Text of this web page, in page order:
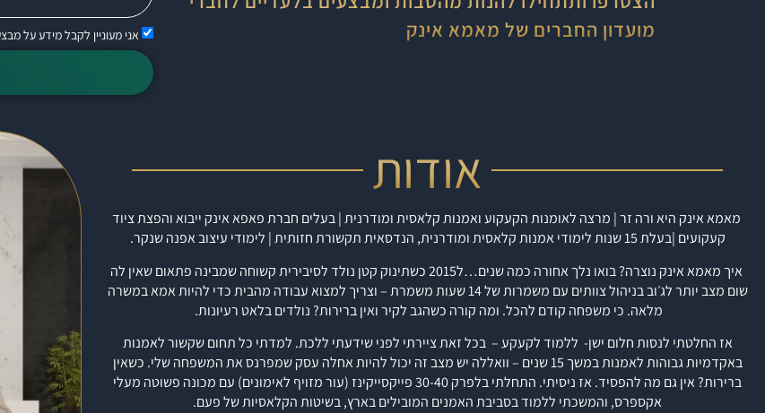
מועדון החברים של מאמא אינק
אני מעוניין לקבל מידע על
אודות
מאמא אינק היא ורה זר | מרצה לאומנות הקעקוע ואמנות קלאסית ומודרנית | בעלים חברתפאפא אינק ייבוא והפצת ציוד
קעקועים |בעלת 15 שנות לימודי אמנות קלאסית ומודרנית, הנדסאית תקשורת חזותית | לימודי עיצוב אפנה שנקר.
איך מאמא אינק נוצרה?
בואו נלך אחורה כמה שנים…ל2015 כשתינוק קטן נולד לסיבירית קשוחה שמבינה פתאום שאין לה
שום מצב יותר לג׳וב בניהול צוותים עם משמרות של 14 שעות משמרת – וצריך למצוא עבודה מהבית כדי להיות אמא במשרה
מלאה. כי משפחה קודם להכל. ומה קורה כשהגב לקיר ואין ברירות? נולדים בלאט רעיונות.
אז החלטתי לנסות חלום ישן- ללמוד לקעקע – בכל זאת ציירתי לפני שידעתי ללכת. למדתי כל תחום שקשור לאמנות
באקדמיות גבוהות לאמנות במשך 15 שנים – וואללה יש מצב זה יכול להיות אחלה עסק שמפרנס את המשפחה שלי.
כשאין
ברירות? אין גם מה להפסיד.אז ניסיתי.
התחלתי בלפרק 30-40 פייקסייקינז (עור מזויף לאימונים) עם מכונה פשוטה מעלי
אקספרס, והמשכתי ללמודבסביבת האמנים המובילים בארץ,בשיטות הקלאסיות של פעם.